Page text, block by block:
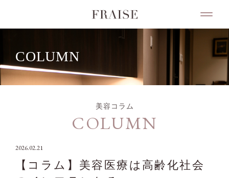
COLUMN
美容コラム
COLUMN
2026.02.21
【コラム】美容医療は高齢化社会